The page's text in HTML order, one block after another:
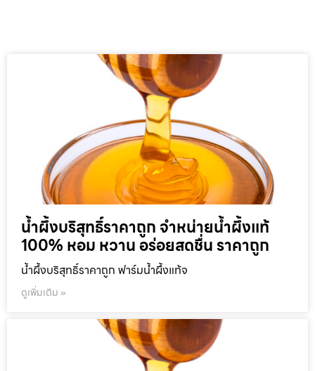
น้ำผึ้งบริสุทธิ์ราคาถูก จำหน่ายน้ำผึ้งแท้
100% หอม หวาน อร่อยสดชื่น ราคาถูก
น้ำผึ้งบริสุทธิ์ราคาถูก ฟาร์มน้ำผึ้งแท้จ
ดูเพิ่มเติม »